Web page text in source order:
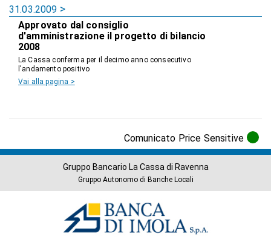
31.03.2009
Approvato dal consiglio
d'amministrazione il progetto di bilancio
2008
La Cassa conferma per il decimo anno consecutivo
l'andamento positivo
Vai alla pagina >
Comunicato Price Sensitive
Gruppo Bancario La Cassa di Ravenna
Gruppo Autonomo di Banche Locali